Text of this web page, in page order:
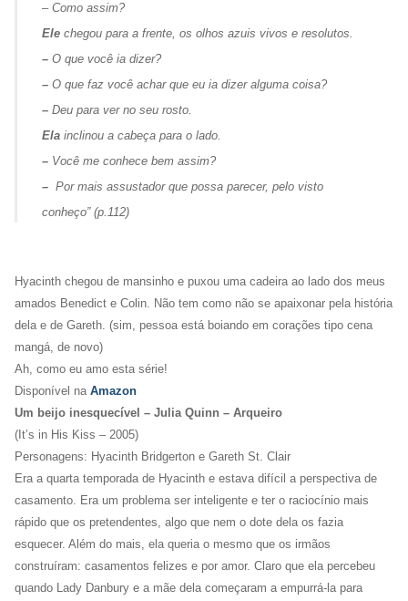
–Como assim?
Elechegou para a frente, os olhos azuis vivos e resolutos.
–O que você ia dizer?
–O que faz você achar que eu ia dizer alguma coisa?
–Deu para ver no seu rosto.
Elainclinou a cabeça para o lado.
– Você me conhece bem assim?
–Por mais assustador que possa parecer, pelo visto
conheço”(p.112)
Hyacinth chegou de mansinho e puxou uma cadeira ao lado dos meus
amados Benedict e Colin. Não tem como não se apaixonar pela história
dela e de Gareth. (sim, pessoa está boiando em corações tipo cena
mangá, de novo)
Ah, como eu amo esta série!
Disponível na Amazon
Um beijo inesquecível – Julia Quinn – Arqueiro
(It’s in His Kiss – 2005)
Personagens: Hyacinth Bridgerton e Gareth St. Clair
Era a quarta temporada de Hyacinth e estava difícil a perspectiva de
casamento. Era um problema ser inteligente e ter o raciocínio mais
rápido que os pretendentes, algo que nem o dote dela os fazia
esquecer. Além do mais, ela queria o mesmo que os irmãos
construíram: casamentos felizes e por amor. Claro que ela percebeu
quando Lady Danbury e a mãe dela começaram a empurrá-la para